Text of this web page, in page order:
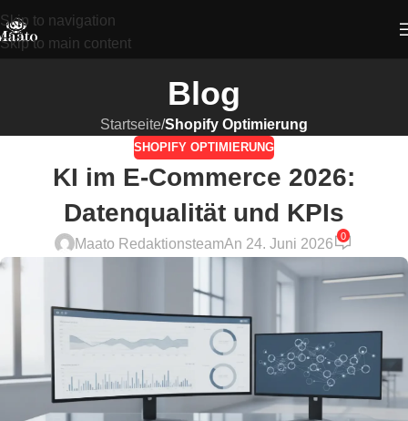
Skip to navigation
Skip to main content
Blog
Startseite/Shopify Optimierung
SHOPIFY OPTIMIERUNG
KI im E-Commerce 2026:
Datenqualität und KPIs
Maato RedaktionsteamAn 24. Juni 2026
0